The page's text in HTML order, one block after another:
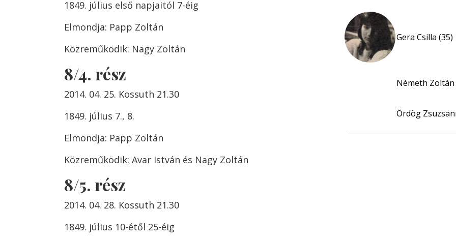
1849. július első napjaitól 7-éig
Elmondja: Papp Zoltán
Közreműködik: Nagy Zoltán
8/4. rész
2014. 04. 25. Kossuth 21.30
1849. július 7., 8.
Elmondja: Papp Zoltán
Közreműködik: Avar István és Nagy Zoltán
8/5. rész
2014. 04. 28. Kossuth 21.30
1849. július 10-étől 25-éig
Gera Csilla (35)
Németh Zoltán
Ördög